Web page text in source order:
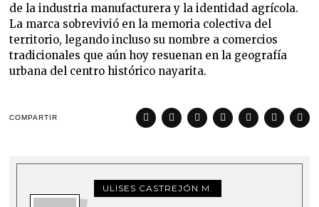
de la industria manufacturera y la identidad agrícola.
La marca sobrevivió en la memoria colectiva del
territorio, legando incluso su nombre a comercios
tradicionales que aún hoy resuenan en la geografía
urbana del centro histórico nayarita.
COMPARTIR
ULISES CASTREJÓN M.